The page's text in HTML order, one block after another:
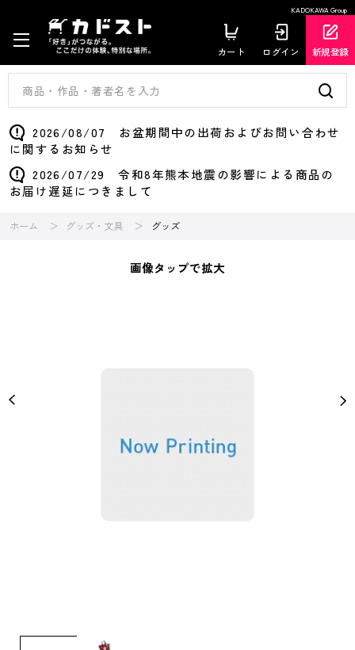
KADOKAWA Group
カート ログイン 新規登録
2026/08/07 お盆期間中の出荷およびお問い合わせ
に関するお知らせ
2026/07/29 令和8年熊本地震の影響による商品の
お届け遅延につきまして
ホーム グッズ・文具 グッズ
画像タップで拡大